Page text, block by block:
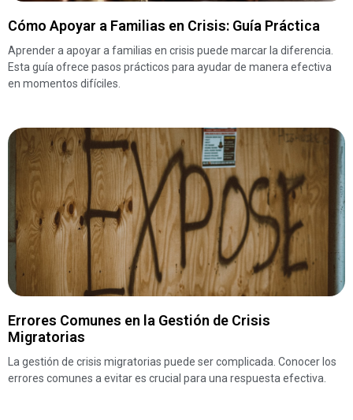
Cómo Apoyar a Familias en Crisis: Guía Práctica
Aprender a apoyar a familias en crisis puede marcar la diferencia.
Esta guía ofrece pasos prácticos para ayudar de manera efectiva
en momentos difíciles.
Errores Comunes en la Gestión de Crisis
Migratorias
La gestión de crisis migratorias puede ser complicada. Conocer los
errores comunes a evitar es crucial para una respuesta efectiva.